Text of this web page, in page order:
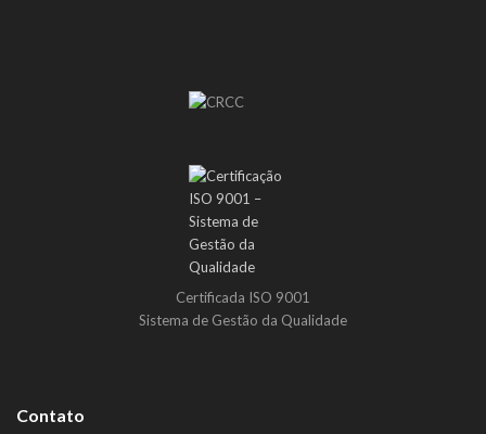
Certificada ISO 9001
Sistema de Gestão da Qualidade
Contato